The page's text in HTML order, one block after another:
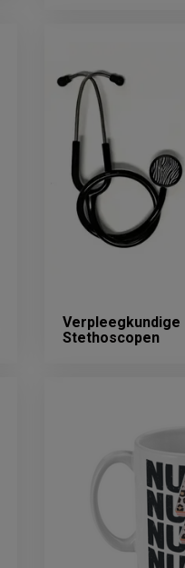
Verpleegkundige
Stethoscopen